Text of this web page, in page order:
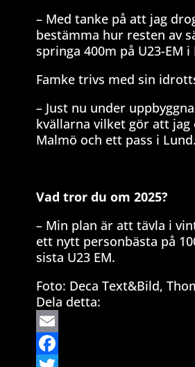
– Med tanke på att jag
bestämma hur resten av
springa 400m på U23-EM i
Famke trivs med sin
– Just nu under
kvällarna vilket gör att
Malmö och ett pass i
Vad tror du om 2025?
– Min plan är att tävla i
ett nytt personbästa på
sista U23 EM.
Foto: Deca Text&Bild,
Dela detta:
Email